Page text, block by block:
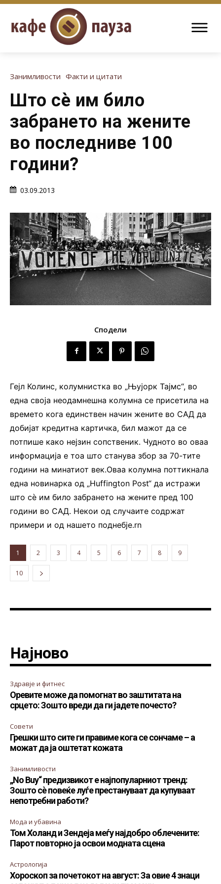
Занимливости Факти и цитати
Што сè им било
забрането на жените
во последниве 100
години?
03.09.2013
Сподели
Гејл Колинс, колумнистка во „Њујорк Тајмс“, во
една своја неодамнешна колумна се присетила на
времето кога единствен начин жените во САД да
добијат кредитна картичка, бил мажот да се
потпише како нејзин сопственик. Чудното во оваа
информација е тоа што станува збор за 70-тите
години на минатиот век.Оваа колумна поттикнала
една новинарка од „Huffington Post“ да истражи
што сè им било забрането на жените пред 100
години во САД. Некои од случаите содржат
примери и од нашето поднебје.rn
1 2 3 4 5 6 7 8 9
10
Најново
Здравје и фитнес
Оревите може да помогнат во заштитата на
срцето: Зошто вреди да ги јадете почесто?
Совети
Грешки што сите ги правиме кога се сончаме – а
можат да ја оштетат кожата
Занимливости
„No Buy“ предизвикот е најпопуларниот тренд:
Зошто сè повеќе луѓе престануваат да купуваат
непотребни работи?
Мода и убавина
Том Холанд и Зендеја меѓу најдобро облечените:
Парот повторно ја освои модната сцена
Астрологија
Хороскоп за почетокот на август: За овие 4 знаци